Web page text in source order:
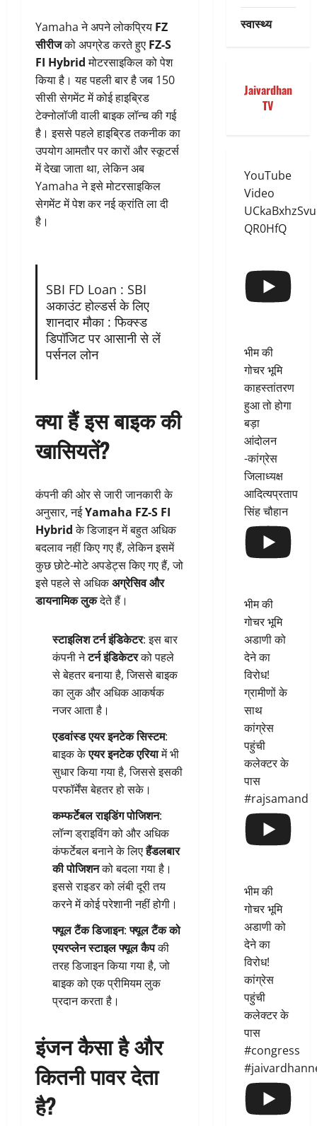
Yamaha ने अपने लोकप्रिय FZ
सीरीजको अपग्रेड करते हुए FZ-S
FI Hybridमोटरसाइकिल को पेश
किया है। यह पहली बार है जब 150
सीसी सेगमेंट में कोई हाइब्रिड
टेक्नोलॉजी वाली बाइक लॉन्च की गई
है। इससे पहले हाइब्रिड तकनीक का
उपयोग आमतौर पर कारों और स्कूटर्स
में देखा जाता था, लेकिन अब
Yamaha ने इसे मोटरसाइकिल
सेगमेंट में पेश कर नई क्रांति ला दी
है।
SBI FD Loan : SBI
अकाउंट होल्डर्स के लिए
शानदार मौका : फिक्स्ड
डिपॉजिट पर आसानी से लें
पर्सनल लोन
क्या हैं इस बाइक की
खासियतें?
कंपनी की ओर से जारी जानकारी के
अनुसार, नईYamaha FZ-S FI
Hybridके डिजाइन में बहुत अधिक
बदलाव नहीं किए गए हैं, लेकिन इसमें
कुछ छोटे-मोटे अपडेट्स किए गए हैं, जो
इसे पहले से अधिकअग्रेसिव और
डायनामिक लुकदेते हैं।
स्टाइलिश टर्न इंडिकेटर: इस बार
कंपनी नेटर्न इंडिकेटरको पहले
से बेहतर बनाया है, जिससे बाइक
का लुक और अधिक आकर्षक
नजर आता है।
एडवांस्ड एयर इनटेक सिस्टम:
बाइक केएयर इनटेक एरियामें भी
सुधार किया गया है, जिससे इसकी
परफॉर्मेंस बेहतर हो सके।
कम्फर्टेबल राइडिंग पोजिशन:
लॉन्ग ड्राइविंग को और अधिक
कंफर्टेबल बनाने के लिएहैंडलबार
की पोजिशनको बदला गया है।
इससे राइडर को लंबी दूरी तय
करने में कोई परेशानी नहीं होगी।
फ्यूल टैंक डिजाइन:फ्यूल टैंक को
एयरप्लेन स्टाइल फ्यूल कैपकी
तरह डिजाइन किया गया है, जो
बाइक को एक प्रीमियम लुक
प्रदान करता है।
इंजन कैसा है और
कितनी पावर देता
है?
स्वास्थ्य
Jaivardhan
TV
YouTube
Video
QR0HfQ
भीम की
गोचर भूमि
काहस्तांतरण
हुआ तो होगा
बड़ा
आंदोलन
-कांग्रेस
जिलाध्यक्ष
आदित्यप्रताप
सिंह चौहान
भीम की
गोचर भूमि
अडाणी को
देने का
विरोध!
ग्रामीणों के
साथ
कांग्रेस
पहुंची
कलेक्टर के
पास
#rajsamand
भीम की
गोचर भूमि
अडाणी को
देने का
विरोध!
कांग्रेस
पहुंची
कलेक्टर के
पास
#congress